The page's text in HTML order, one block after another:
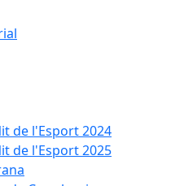
de l'Esport 2024
de l'Esport 2025